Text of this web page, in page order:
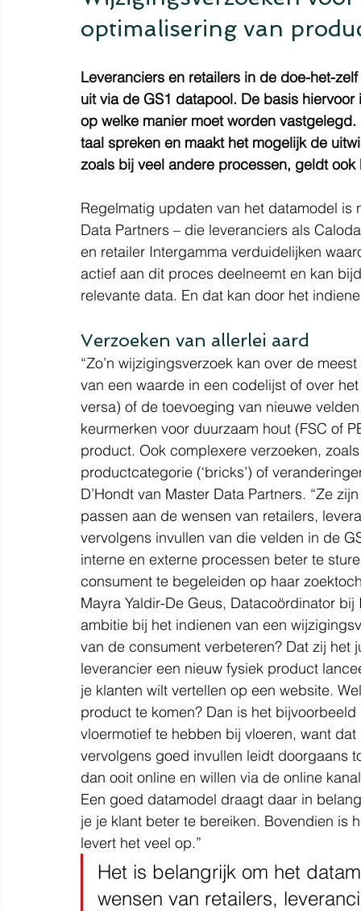
optimalisering van
Leveranciers en retailers in de doe-het-
uit via de GS1 datapool. De basis
op welke manier moet worden
taal spreken en maakt het mogelijk de
zoals bij veel andere processen, geldt
Regelmatig updaten van het datamodel
Data Partners – die leveranciers als
en retailer Intergamma verduidelijken
actief aan dit proces deelneemt en kan
relevante data. En dat kan door het
Verzoeken van allerlei aard
“Zo’n wijzigingsverzoek kan over de
van een waarde in een codelijst of over
versa) of de toevoeging van nieuwe
keurmerken voor duurzaam hout (FSC of
product. Ook complexere verzoeken,
productcategorie (‘bricks’) of
D’Hondt van Master Data Partners. “Ze
passen aan de wensen van retailers,
vervolgens invullen van die velden in de
interne en externe processen beter te
consument te begeleiden op haar
Mayra Yaldir-De Geus, Datacoördinator
ambitie bij het indienen van een
van de consument verbeteren? Dat zij
leverancier een nieuw fysiek product
je klanten wilt vertellen op een website.
product te komen? Dan is het
vloermotief te hebben bij vloeren, want
vervolgens goed invullen leidt doorgaans
dan ooit online en willen via de online
Een goed datamodel draagt daar in
je je klant beter te bereiken. Bovendien is
levert het veel op.”
​Het is belangrijk om het
wensen van retailers,